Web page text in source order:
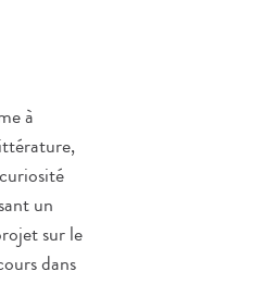
à
un
sur le
dans